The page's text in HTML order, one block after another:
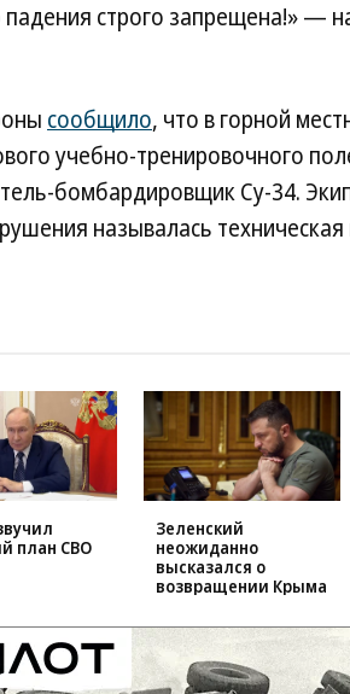
строго запрещена!» —
сообщило, что в горной
учебно-тренировочного
бомбардировщик Су-34.
называлась техническая
план СВО
Зеленский
неожиданно
высказался о
возвращении Крыма